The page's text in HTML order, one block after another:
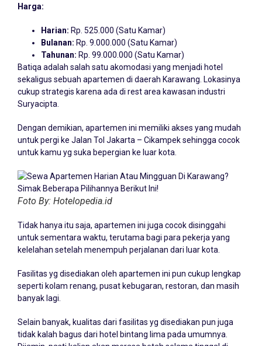
Harga:
Harian: Rp. 525.000 (Satu Kamar)
Bulanan: Rp. 9.000.000 (Satu Kamar)
Tahunan: Rp. 99.000.000 (Satu Kamar)
Batiqa adalah salah satu akomodasi yang menjadi hotel
sekaligus sebuah apartemen di daerah Karawang. Lokasinya
cukup strategis karena ada di rest area kawasan industri
Suryacipta.
Dengan demikian, apartemen ini memiliki akses yang mudah
untuk pergi ke Jalan Tol Jakarta – Cikampek sehingga cocok
untuk kamu yg suka bepergian ke luar kota.
Foto By: Hotelopedia.id
Tidak hanya itu saja, apartemen ini juga cocok disinggahi
untuk sementara waktu, terutama bagi para pekerja yang
kelelahan setelah menempuh perjalanan dari luar kota.
Fasilitas yg disediakan oleh apartemen ini pun cukup lengkap
seperti kolam renang, pusat kebugaran, restoran, dan masih
banyak lagi.
Selain banyak, kualitas dari fasilitas yg disediakan pun juga
tidak kalah bagus dari hotel bintang lima pada umumnya.